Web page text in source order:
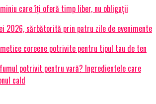
care îți oferă timp liber, nu obligații
2026, sărbătorită prin patru zile de evenimente
coreene potrivite pentru tipul tau de ten
potrivit pentru vară? Ingredientele care
cald